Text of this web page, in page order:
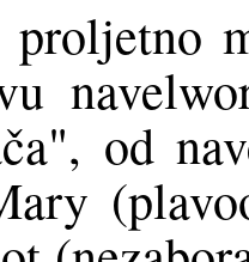
od